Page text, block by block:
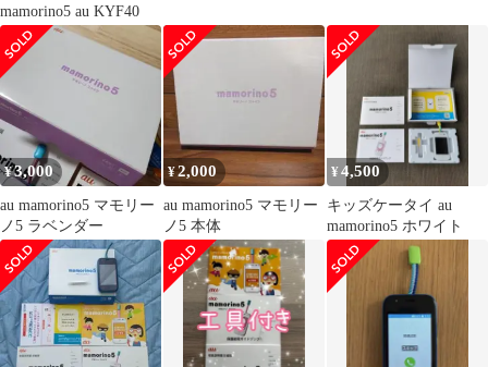
mamorino5 au KYF40
¥3,000
au mamorino5 マモリー
ノ5 ラベンダー
¥2,000
au mamorino5 マモリー
ノ5 本体
¥4,500
キッズケータイ au
mamorino5 ホワイト